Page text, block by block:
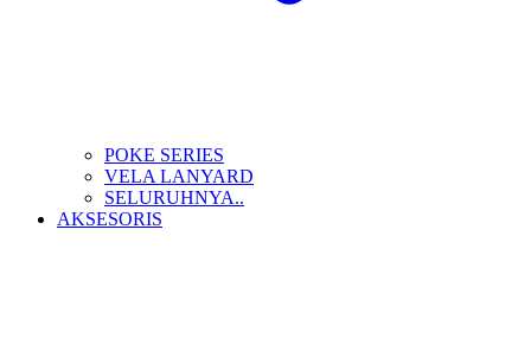
POKE SERIES
VELA LANYARD
SELURUHNYA..
AKSESORIS